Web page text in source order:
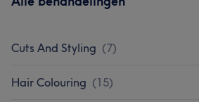
Cuts And Styling (7)
Hair Colouring (15)